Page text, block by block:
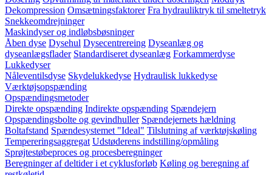
Dekompression Omsætningsfaktorer Fra hydrauliktryk til smeltetryk
Snekkeomdrejninger
Maskindyser og indløbsbøsninger
Åben dyse Dysehul Dysecentrereing Dyseanlæg og
dyseanlægsflader Standardiseret dyseanlæg Forkammerdyse
Lukkedyser
Nåleventilsdyse Skydelukkedyse Hydraulisk lukkedyse
Værktøjsopspænding
Opspændingsmetoder
Direkte opspænding Indirekte opspænding Spændejern
Opspændingsbolte og gevindhuller Spændejernets hældning
Boltafstand Spændesystemet "Ideal" Tilslutning af værktøjskøling
Tempereringsaggregat Udstøderens indstilling/opmåling
Sprøjtestøbeproces og procesberegninger
Beregninger af deltider i et cyklusforløb Køling og beregning af